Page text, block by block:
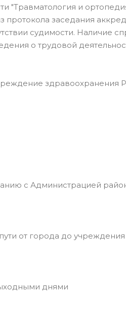
"Травматология и
протокола заседания
судимости. Наличие
о трудовой
здравоохранения
с Администрацией
от города до учреждения
днями